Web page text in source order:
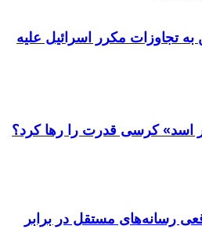
تجاوزات مکرر اسرائیل علیه
اسد» کرسی قدرت را رها کرد؟
رسانه‌های مستقل در برابر